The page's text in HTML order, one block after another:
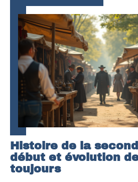
Histoire de la
début et évolution
toujours